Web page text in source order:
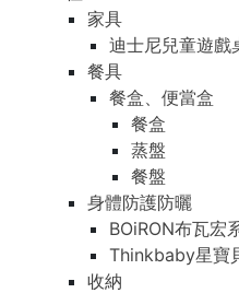
家具
迪士尼兒童遊戲
餐具
餐盒、便當盒
餐盒
蒸盤
餐盤
身體防護防曬
BOiRON布瓦宏
Thinkbaby星寶
收納